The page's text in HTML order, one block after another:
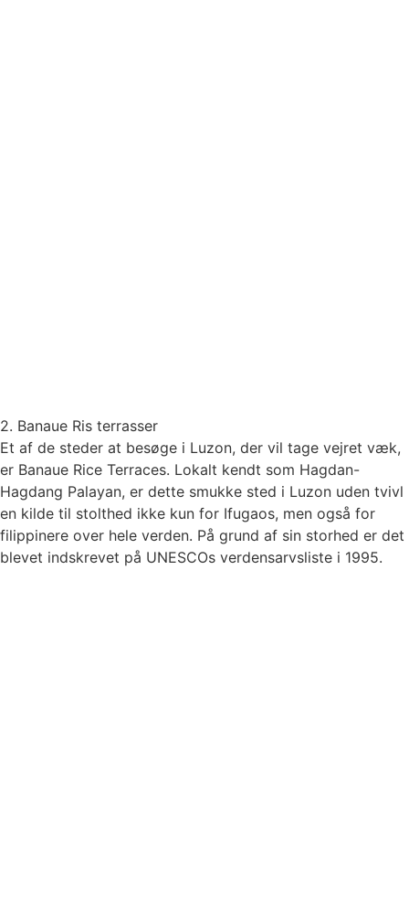
2. Banaue Ris terrasser
Et af de steder at besøge i Luzon, der vil tage vejret væk,
er Banaue Rice Terraces. Lokalt kendt som Hagdan-
Hagdang Palayan, er dette smukke sted i Luzon uden tvivl
en kilde til stolthed ikke kun for Ifugaos, men også for
filippinere over hele verden. På grund af sin storhed er det
blevet indskrevet på UNESCOs verdensarvsliste i 1995.